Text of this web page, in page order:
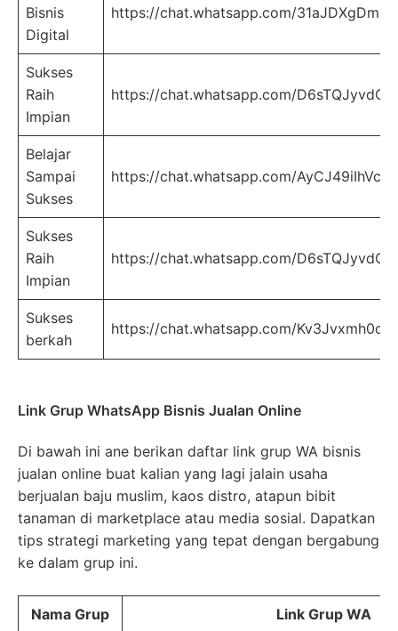
Bisnis
Digital
https://chat.whatsapp.com/
Sukses
Raih
Impian
https://chat.whatsapp.com/
Belajar
Sampai
Sukses
https://chat.whatsapp.com/
Sukses
Raih
Impian
https://chat.whatsapp.com/
Sukses
berkah
https://chat.whatsapp.com/
Link Grup WhatsApp Bisnis Jualan Online
Di bawah ini ane berikan daftar link grup WA bisnis
jualan online buat kalian yang lagi jalain usaha
berjualan baju muslim, kaos distro, atapun bibit
tanaman di marketplace atau media sosial. Dapatkan
tips strategi marketing yang tepat dengan bergabung
ke dalam grup ini.
Nama Grup Link Grup WA